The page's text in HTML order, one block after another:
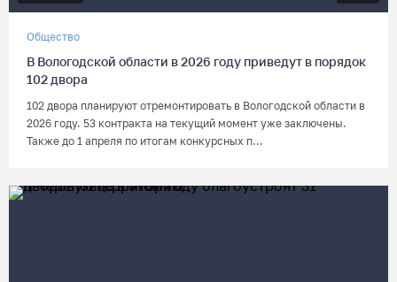
Общество
В Вологодской области в 2026 году приведут в порядок
102 двора
102 двора планируют отремонтировать в Вологодской области в
2026 году. 53 контракта на текущий момент уже заключены.
Также до 1 апреля по итогам конкурсных п...